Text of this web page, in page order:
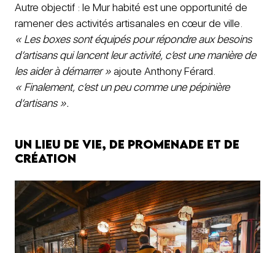
Autre objectif : le Mur habité est une opportunité de
ramener des activités artisanales en cœur de ville.
« Les boxes sont équipés pour répondre aux besoins
d’artisans qui lancent leur activité, c’est une manière de
les aider à démarrer »ajoute Anthony Férard.
« Finalement, c’est un peu comme une pépinière
d’artisans ».
Un lieu de vie, de promenade et de
création